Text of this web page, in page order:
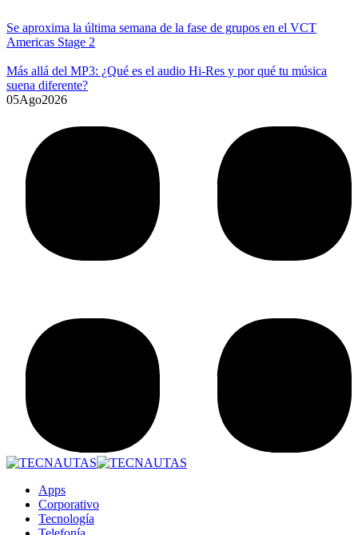
Se aproxima la última semana de la fase de grupos en el VCT
Americas Stage 2
Más allá del MP3: ¿Qué es el audio Hi-Res y por qué tu música
suena diferente?
05Ago2026
Apps
Corporativo
Tecnología